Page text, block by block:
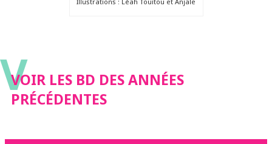
V
VOIR LES BD DES ANNÉES
PRÉCÉDENTES